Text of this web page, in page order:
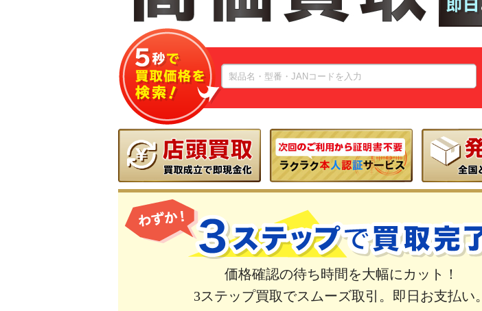
価格確認の待ち時間を大幅にカット！
3ステップ買取でスムーズ取引。即日お支払い。